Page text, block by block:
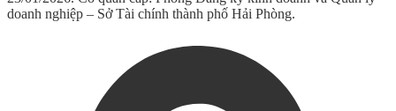
doanh nghiệp – Sở Tài chính thành phố Hải Phòng.